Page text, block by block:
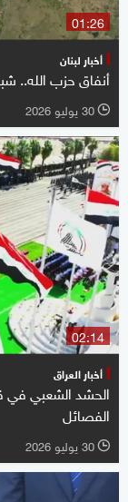
01:26
أخبار لبنان
أنفاق حزب الله..
l 30 يوليو 2026
02:14
أخبار العراق
الحشد الشعبي في
الفصائل
l 30 يوليو 2026